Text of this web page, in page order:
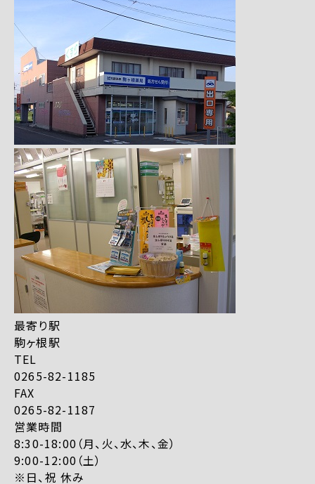
最寄り駅
駒ヶ根駅
TEL
0265-82-1185
FAX
0265-82-1187
営業時間
8:30-18:00（月、火、水、木、金）
9:00-12:00（土）
※日、祝 休み